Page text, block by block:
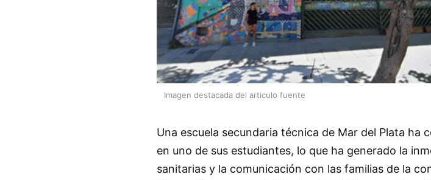
Imagen destacada del articulo fuente
Una escuela secundaria técnica de Mar del Plata ha
en uno de sus estudiantes, lo que ha generado la
sanitarias y la comunicación con las familias de la